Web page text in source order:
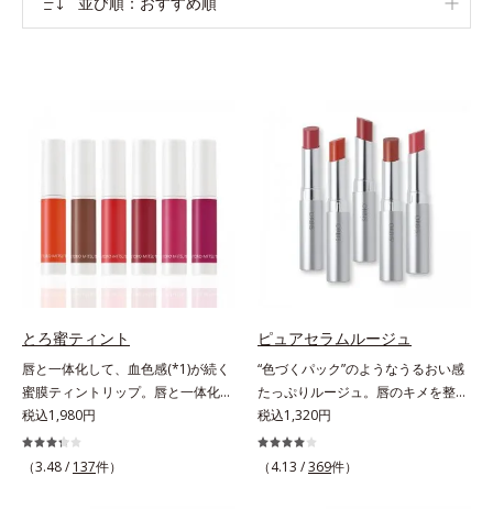
とろ蜜ティント
唇と一体化して、血色感(*1)が続く
蜜膜ティントリップ。唇と一体化し
て色落ちしにくいティント処方とう
るおいを両立した、ティントリップ
です。色が長時間唇に密着するオイ
税込1,980円
（3.48 / 137件）
ピュアセラムルージュ
“色づくパック”のようなうるおい感
たっぷりルージュ。唇のキメを整え
リップの土台をつくり鮮やかな発色
を叶えます。唇にたっぷりうるおい
を与えながら鮮やかに色づく、スキ
税込1,320円
（4.13 /369件）